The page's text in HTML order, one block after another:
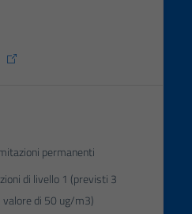
permanenti
di livello 1 (previsti 3
valore di 50 ug/m3)